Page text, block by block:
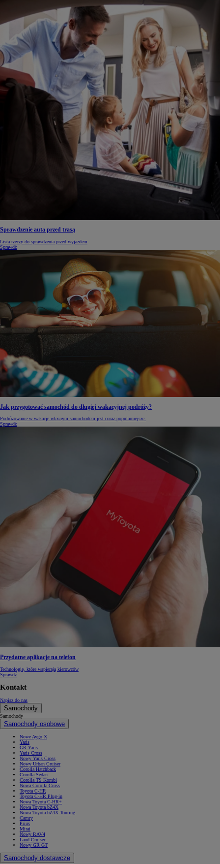
Sprawdzenie auta przed trasą
Lista rzeczy do sprawdzenia przed wyjazdem
Sprawdź
Jak przygotować samochód do długiej wakacyjnej podróży?
Podróżowanie w wakacje własnym samochodem jest coraz popularniejsze.
Sprawdź
Przydatne aplikacje na telefon
Technologie, które wspierają kierowców
Sprawdź
Kontakt
Napisz do nas
Samochody
Samochody
Samochody osobowe
Nowe Aygo X
Yaris
GR Yaris
Yaris Cross
Nowy Yaris Cross
Nowy Urban Cruiser
Corolla Hatchback
Corolla Sedan
Corolla TS Kombi
Nowa Corolla Cross
Toyota C-HR
Toyota C-HR Plug-in
Nowa Toyota C-HR+
Nowa Toyota bZ4X
Nowa Toyota bZ4X Touring
Camry
Prius
Mirai
Nowy RAV4
Land Cruiser
Nowy GR GT
Samochody dostawcze